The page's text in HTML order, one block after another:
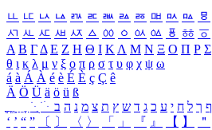
ㅥ ㅦ ㅧ ㅨ ㅩ ㅪ ㅫ ㅬ ㅭ ㅮ ㅯ ㅰ ㅱ
ㅺ ㅻ ㅼ ㅽ ㅾ ㅿ ㆀ ㆁ ㆂ ㆃ ㆄ ㆅ ㆆ
Α Β ΓΔ Ε Ζ Η Θ Ι ΚΛ Μ Ν Ξ Ο Π Ρ Σ
θ ι κ λ μ ν ξ ο π ρ σ τ υ φ χ ψ ω
á à Á À é è É È ç Ç ê
Ä Ö Ü ä ö ü ß
ִֶֹ ֻּ ׁׂ ף ך ל ח י ע כ ג ד ש ץ ת צ מ נ ה ב
‘ ’ “ ” 〔 〕 〈 〉 「 」 『 』 【 】 ＂